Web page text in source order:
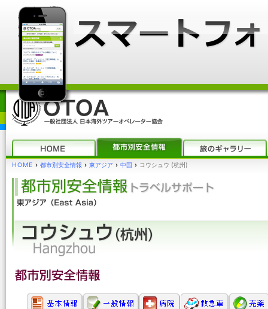
HOME › 都市別安全情報 › 東アジア › 中国 › コウシュウ (杭州)